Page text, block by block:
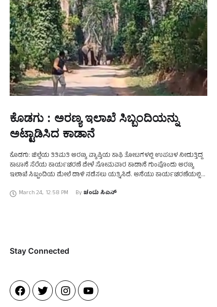
ಕೊಡಗು : ಅರಣ್ಯ ಇಲಾಖೆ ಸಿಬ್ಬಂದಿಯನ್ನು
ಅಟ್ಟಾಡಿಸಿದ ಕಾಡಾನೆ
ಕೊಡಗು: ಜಿಲ್ಲೆಯ ತಿತಿಮತಿ ಅರಣ್ಯ ವ್ಯಾಪ್ತಿಯ ಕಾಫಿ ತೋಟಗಳಲ್ಲಿ ಉಪಟಳ ನೀಡುತ್ತಿದ್ದ
ಕಾಟಾನೆ ಸೆರೆಯ ಕಾರ್ಯಚರಣೆ ವೇಳೆ ಸೋಮವಾರ ಕಾಡಾನೆ ಗುಂಪೊಂದು ಅರಣ್ಯ
ಇಲಾಖೆ ಸಿಬ್ಬಂದಿಯ ಮೇಲೆ ದಾಳಿ ನಡೆಸಲು ಯತ್ನಿಸಿದೆ. ಆನೆಯು ಕಾರ್ಯಚರಣೆಯಲ್ಲಿ
March 24, 12:58 PM By ಚಂದು ಸಿಎನ್
Stay Connected​